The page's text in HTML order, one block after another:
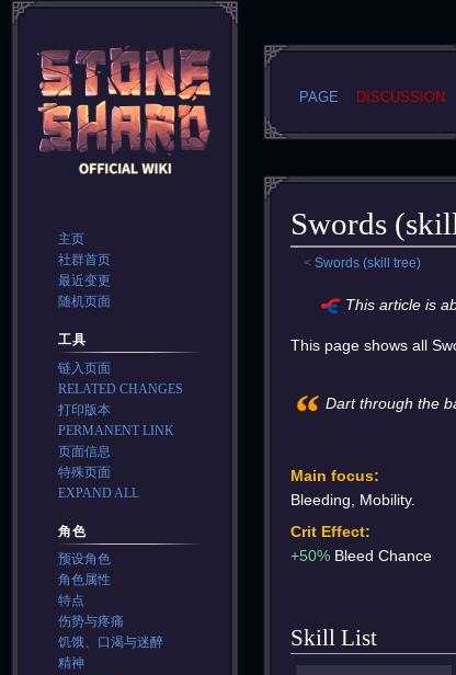
Swords
< Swords (skill tree)
Jump
navigation
Jump
search
This article is
This page shows all
“ Dart through the
Main focus:
Bleeding, Mobility.
Crit Effect:
+50% Bleed Chance
Skill List
PAGE DISCUSSION
主页
社群首页
最近变更
随机页面
工具
链入页面
RELATED CHANGES
打印版本
PERMANENT LINK
页面信息
特殊页面
EXPAND ALL
角色
预设角色
角色属性
特点
伤势与疼痛
饥饿、口渴与迷醉
精神